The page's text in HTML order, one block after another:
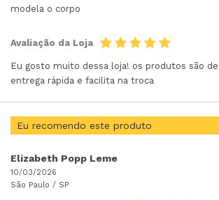
modela o corpo
Avaliação da Loja
Eu gosto muito dessa loja! os produtos são
entrega rápida e facilita na troca
Eu recomendo este produto
Elizabeth Popp Leme
10/03/2026
São Paulo / SP